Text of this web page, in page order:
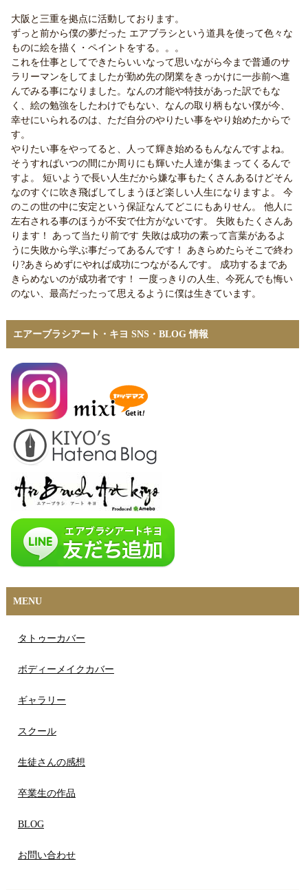
大阪と三重を拠点に活動しております。
ずっと前から僕の夢だった エアブラシという道具を使って色々な
ものに絵を描く・ペイントをする。。。
これを仕事としてできたらいいなって思いながら今まで普通のサ
ラリーマンをしてましたが勤め先の閉業をきっかけに一歩前へ進
んでみる事になりました。なんの才能や特技があった訳でもな
く、絵の勉強をしたわけでもない、なんの取り柄もない僕が今、
幸せにいられるのは、ただ自分のやりたい事をやり始めたからで
す。
やりたい事をやってると、人って輝き始めるもんなんですよね。
そうすればいつの間にか周りにも輝いた人達が集まってくるんで
すよ。 短いようで長い人生だから嫌な事もたくさんあるけどそん
なのすぐに吹き飛ばしてしまうほど楽しい人生になりますよ。 今
のこの世の中に安定という保証なんてどこにもありせん。 他人に
左右される事のほうが不安で仕方がないです。 失敗もたくさんあ
ります！ あって当たり前です 失敗は成功の素って言葉があるよ
うに失敗から学ぶ事だってあるんです！ あきらめたらそこで終わ
り?あきらめずにやれば成功につながるんです。 成功するまであ
きらめないのが成功者です！ 一度っきりの人生、今死んでも悔い
のない、最高だったって思えるように僕は生きています。
エアーブラシアート・キヨ SNS・BLOG 情報
MENU
タトゥーカバー
ボディーメイクカバー
ギャラリー
スクール
生徒さんの感想
卒業生の作品
BLOG
お問い合わせ